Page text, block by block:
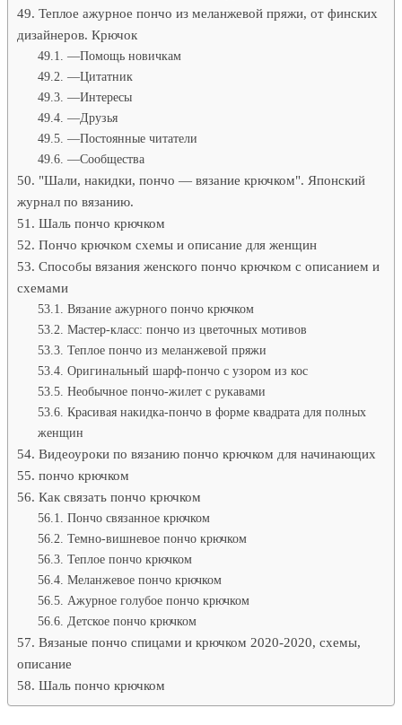
Теплое ажурное пончо из меланжевой пряжи, от финских
дизайнеров. Крючок
—Помощь новичкам
—Цитатник
—Интересы
—Друзья
—Постоянные читатели
—Сообщества
"Шали, накидки, пончо — вязание крючком". Японский
журнал по вязанию.
Шаль пончо крючком
Пончо крючком схемы и описание для женщин
Способы вязания женского пончо крючком с описанием и
схемами
Вязание ажурного пончо крючком
Мастер-класс: пончо из цветочных мотивов
Теплое пончо из меланжевой пряжи
Оригинальный шарф-пончо с узором из кос
Необычное пончо-жилет с рукавами
Красивая накидка-пончо в форме квадрата для полных
женщин
Видеоуроки по вязанию пончо крючком для начинающих
пончо крючком
Как связать пончо крючком
Пончо связанное крючком
Темно-вишневое пончо крючком
Теплое пончо крючком
Меланжевое пончо крючком
Ажурное голубое пончо крючком
Детское пончо крючком
Вязаные пончо спицами и крючком 2020-2020, схемы,
описание
Шаль пончо крючком